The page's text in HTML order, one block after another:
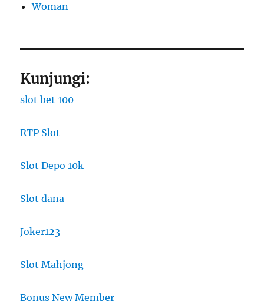
Woman
Kunjungi:
slot bet 100
RTP Slot
Slot Depo 10k
Slot dana
Joker123
Slot Mahjong
Bonus New Member